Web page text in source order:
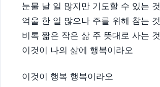
눈물 날 일 많지만 기도할 수 있는 것
억울 한 일 많으나 주를 위해 참는 것
비록 짧은 작은 삶 주 뜻대로 사는 것
이것이 나의 삶에 행복이라오
이것이 행복 행복이라오